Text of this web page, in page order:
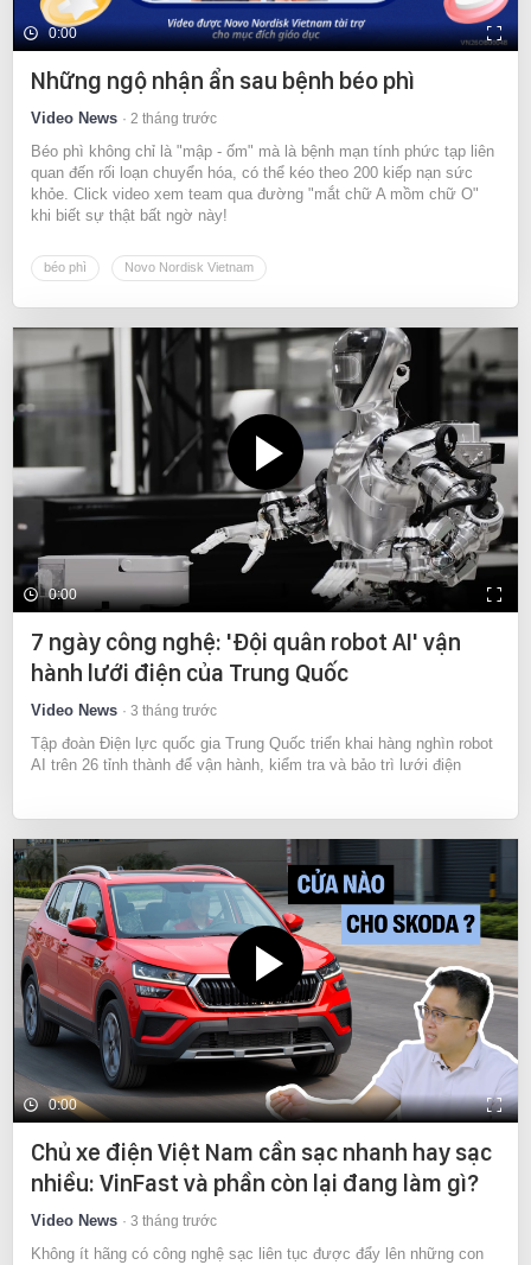
0:00
Những ngộ nhận ẩn sau bệnh béo phì
Video News 2 tháng trước
Béo phì không chỉ là "mập - ốm" mà là bệnh mạn tính phức tạp liên
quan đến rối loạn chuyển hóa, có thể kéo theo 200 kiếp nạn sức
khỏe. Click video xem team qua đường "mắt chữ A mồm chữ O"
khi biết sự thật bất ngờ này!
béo phì Novo Nordisk Vietnam
0:00
7 ngày công nghệ: 'Đội quân robot AI' vận
hành lưới điện của Trung Quốc
Video News 3 tháng trước
Tập đoàn Điện lực quốc gia Trung Quốc triển khai hàng nghìn robot
AI trên 26 tỉnh thành để vận hành, kiểm tra và bảo trì lưới điện
0:00
Chủ xe điện Việt Nam cần sạc nhanh hay sạc
nhiều: VinFast và phần còn lại đang làm gì?
Video News 3 tháng trước
Không ít hãng có công nghệ sạc liên tục được đẩy lên những con